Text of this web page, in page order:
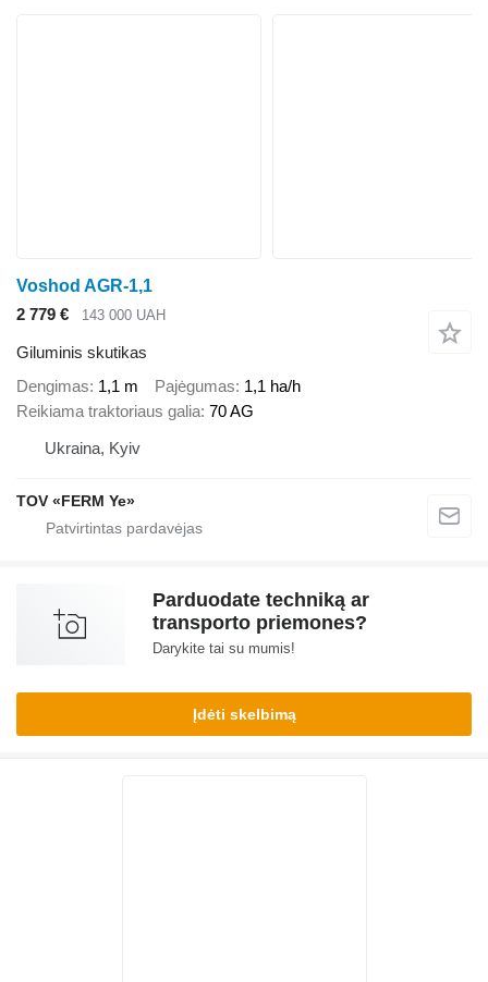
Voshod AGR-1,1
2 779 €
143 000 UAH
Giluminis skutikas
Dengimas 1,1 m Pajėgumas 1,1 ha/h
Reikiama traktoriaus galia 70 AG
Ukraina, Kyiv
TOV «FERM Ye»
Parduodate techniką ar
transporto priemones?
Darykite tai su mumis!
Įdėti skelbimą